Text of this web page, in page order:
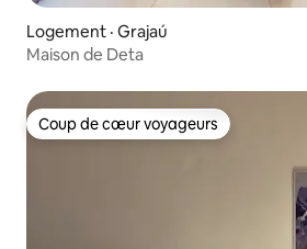
Logement · Grajaú
Maison de Deta
Coup de cœur voyageurs
Coup de cœur voyageurs